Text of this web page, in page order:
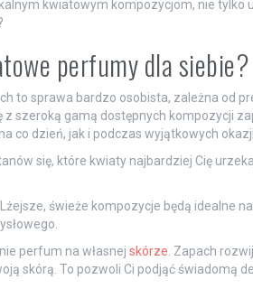
kwiatowym kompozycjom, nie tylko
perfumy dla siebie?
to sprawa bardzo osobista, zależna od
z szeroką gamą dostępnych kompozycji
co dzień, jak i podczas wyjątkowych okazji.
się, które kwiaty najbardziej Cię
świeże kompozycje będą idealne
perfum na własnej skórze . Zapach
skórą. To pozwoli Ci podjąć świadomą